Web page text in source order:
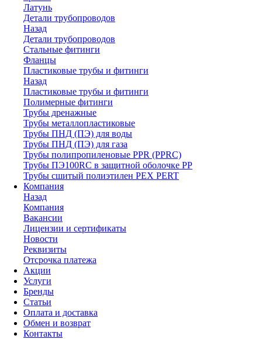
Латунь
Детали трубопроводов
Назад
Детали трубопроводов
Стальные фитинги
Фланцы
Пластиковые трубы и фитинги
Назад
Пластиковые трубы и фитинги
Полимерные фитинги
Трубы дренажные
Трубы металлопластиковые
Трубы ПНД (ПЭ) для воды
Трубы ПНД (ПЭ) для газа
Трубы полипропиленовые PPR (PPRC)
Трубы ПЭ100RC в защитной оболочке PP
Трубы сшитый полиэтилен PEX PERT
Компания
Назад
Компания
Вакансии
Лицензии и сертификаты
Новости
Реквизиты
Отсрочка платежа
Акции
Услуги
Бренды
Статьи
Оплата и доставка
Обмен и возврат
Контакты